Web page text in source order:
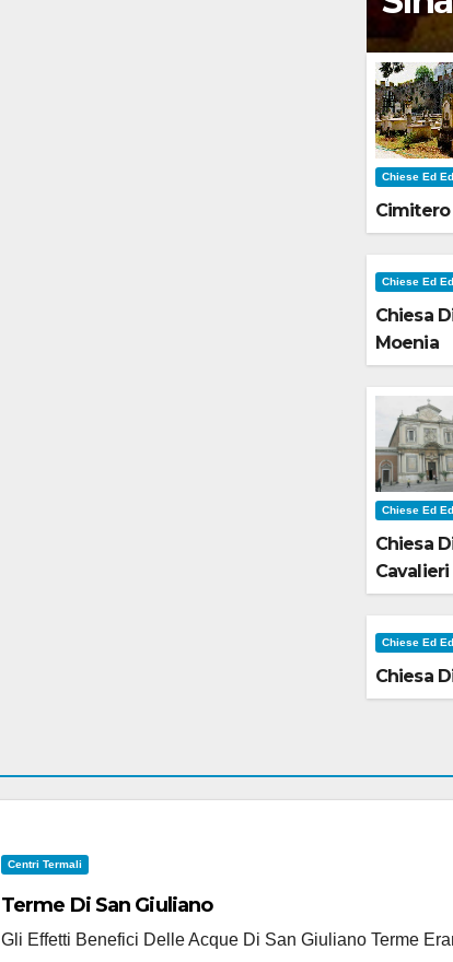
Chiese Ed
Cimitero
Chiese Ed
Chiesa
Moenia
Chiese Ed
Chiesa
Cavalieri
Chiese Ed
Chiesa
Centri Termali
Terme Di San Giuliano
Gli Effetti Benefici Delle Acque Di San Giuliano Terme